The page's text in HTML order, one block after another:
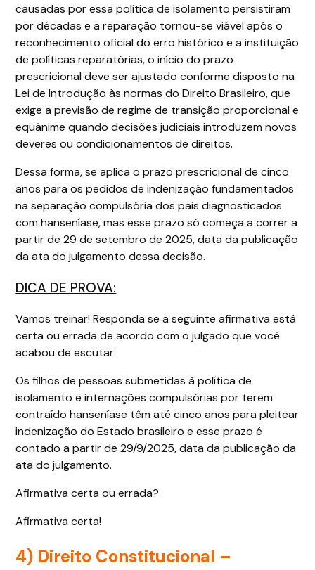
causadas por essa política de isolamento persistiram
por décadas e a reparação tornou-se viável após o
reconhecimento oficial do erro histórico e a instituição
de políticas reparatórias, o início do prazo
prescricional deve ser ajustado conforme disposto na
Lei de Introdução às normas do Direito Brasileiro, que
exige a previsão de regime de transição proporcional e
equânime quando decisões judiciais introduzem novos
deveres ou condicionamentos de direitos.
Dessa forma, se aplica o prazo prescricional de cinco
anos para os pedidos de indenização fundamentados
na separação compulsória dos pais diagnosticados
com hanseníase, mas esse prazo só começa a correr a
partir de 29 de setembro de 2025, data da publicação
da ata do julgamento dessa decisão.
DICA DE PROVA:
Vamos treinar! Responda se a seguinte afirmativa está
certa ou errada de acordo com o julgado que você
acabou de escutar:
Os filhos de pessoas submetidas à política de
isolamento e internações compulsórias por terem
contraído hanseníase têm até cinco anos para pleitear
indenização do Estado brasileiro e esse prazo é
contado a partir de 29/9/2025, data da publicação da
ata do julgamento.
Afirmativa certa ou errada?
Afirmativa certa!
4) Direito Constitucional –